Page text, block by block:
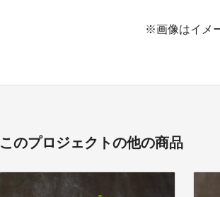
※画像はイメ
このプロジェクトの他の商品